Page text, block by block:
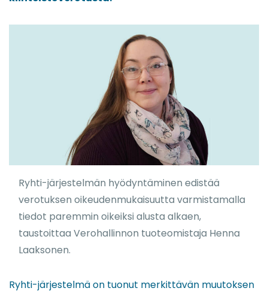
Ryhti-järjestelmän hyödyntäminen edistää
verotuksen oikeudenmukaisuutta varmistamalla
tiedot paremmin oikeiksi alusta alkaen,
taustoittaa Verohallinnon tuoteomistaja Henna
Laaksonen.
Ryhti-järjestelmä on tuonut merkittävän muutoksen